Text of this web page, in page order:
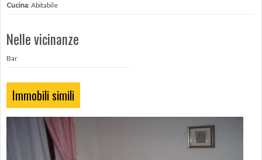
Cucina: Abitabile
Nelle vicinanze
Bar
Immobili simili